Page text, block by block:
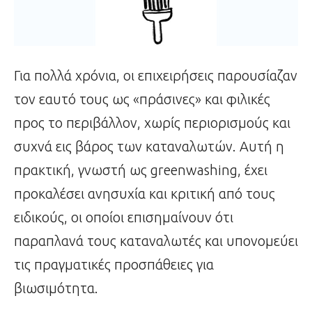
Για πολλά χρόνια, οι επιχειρήσεις παρουσίαζαν
τον εαυτό τους ως «πράσινες» και φιλικές
προς το περιβάλλον, χωρίς περιορισμούς και
συχνά εις βάρος των καταναλωτών. Αυτή η
πρακτική, γνωστή ως greenwashing, έχει
προκαλέσει ανησυχία και κριτική από τους
ειδικούς, οι οποίοι επισημαίνουν ότι
παραπλανά τους καταναλωτές και υπονομεύει
τις πραγματικές προσπάθειες για
βιωσιμότητα.